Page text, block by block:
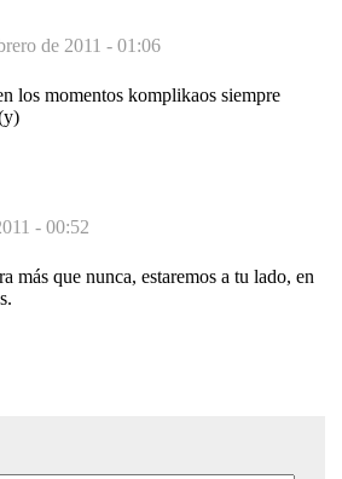
de 2011 - 01:06
los momentos komplikaos siempre
- 00:52
más que nunca, estaremos a tu lado, en